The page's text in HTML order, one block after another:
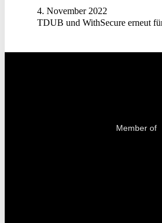
4. November 2022
TDUB und WithSecure erneut
Member of